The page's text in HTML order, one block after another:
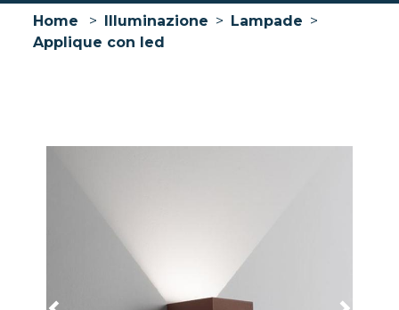
Home > Illuminazione > Lampade >
Applique con led